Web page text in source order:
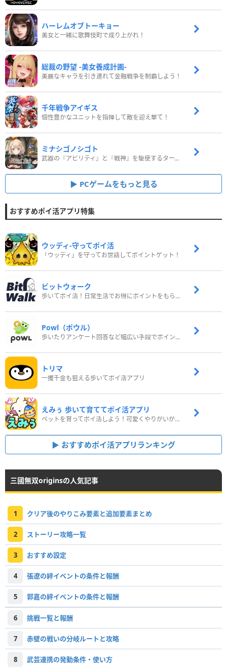
ハーレムオブトーキョー
美女と一緒に歌舞伎町で成り上がれ！
総裁の野望 -美女養成計画-
美麗なキャラを引き連れて金融戦争を制覇しよう！
千年戦争アイギス
個性豊かなユニットを指揮して敵を迎え撃て！
ミナシゴノシゴト
武器の『アビリティ』と『戦神』を駆使するターン制コマンドバトルRPG！
PCゲームをもっと見る
おすすめポイ活アプリ特集
ウッディ‐守ってポイ活
「ウッディ」を守ってお世話してポイントゲット！
ビットウォーク
歩いてポイ活！日常生活でお得にポイントをもらおう
Powl（ポウル）
歩いたりアンケート回答など幅広い手段でポイントをゲット
トリマ
一攫千金も狙える歩いてポイ活アプリ
えみぅ 歩いて育ててポイ活アプリ
ペットを育ってポイ活しよう！可愛くやりがいがある新感覚アプリ
おすすめポイ活アプリランキング
三國無双originsの人気記事
1 クリア後のやりこみ要素と追加要素まとめ
2 ストーリー攻略一覧
3 おすすめ設定
4 張遼の絆イベントの条件と報酬
5 郭嘉の絆イベントの条件と報酬
6 挑戦一覧と報酬
7 赤壁の戦いの分岐ルートと攻略
8 武芸連携の発動条件・使い方